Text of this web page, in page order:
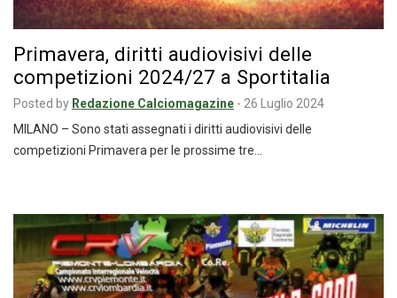
Primavera, diritti audiovisivi delle
competizioni 2024/27 a Sportitalia
Posted by Redazione Calciomagazine - 26 Luglio 2024
MILANO – Sono stati assegnati i diritti audiovisivi delle
competizioni Primavera per le prossime tre…